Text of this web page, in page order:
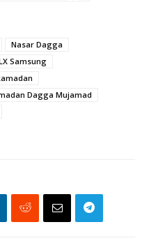
Nasar Dagga
Samsung
Dagga Mujamad